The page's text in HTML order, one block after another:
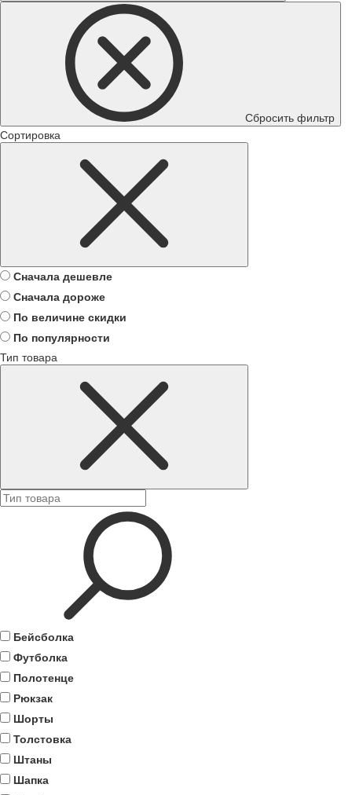
Сбросить фильтр
Сортировка
Сначала дешевле
Сначала дороже
По величине скидки
По популярности
Тип товара
Бейсболка
Футболка
Полотенце
Рюкзак
Шорты
Толстовка
Штаны
Шапка